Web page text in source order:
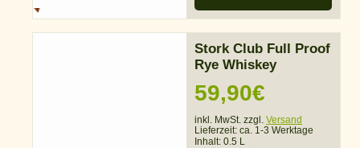
Stork Club Full Proof
Rye Whiskey
59,90€
inkl. MwSt. zzgl. Versand
Lieferzeit: ca. 1-3 Werktage
Inhalt: 0.5 L